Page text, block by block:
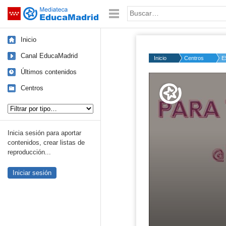
Saltar navegación Palabra o frase:
Inicio
Canal EducaMadrid
Últimos contenidos
Centros
Inicia sesión para aportar
contenidos, crear listas de
reproducción...
Iniciar sesión
Inicio Centros
Volume
50%